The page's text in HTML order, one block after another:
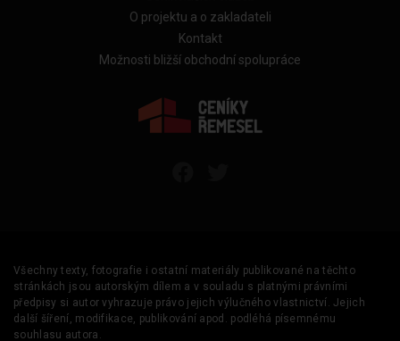
O projektu a o zakladateli
Kontakt
Možnosti bližší obchodní spolupráce
Všechny texty, fotografie i ostatní materiály publikované na těchto
stránkách jsou autorským dílem a v souladu s platnými právními
předpisy si autor vyhrazuje právo jejich výlučného vlastnictví. Jejich
další šíření, modifikace, publikování apod. podléhá písemnému
souhlasu autora.